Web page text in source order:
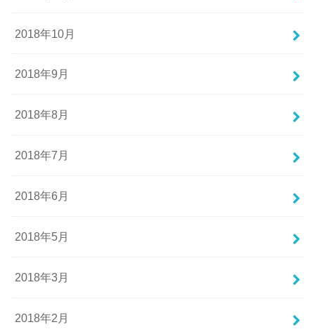
2018年10月
2018年9月
2018年8月
2018年7月
2018年6月
2018年5月
2018年3月
2018年2月